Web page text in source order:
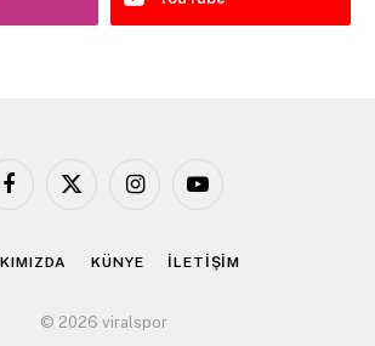
Facebook
X
InstagramYouTube
KÜNYE İLETİŞİM
© 2026 viralspor